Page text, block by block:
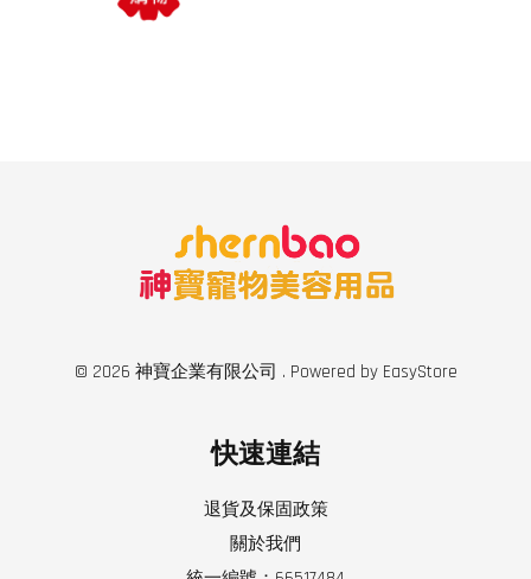
© 2026 神寶企業有限公司 . Powered by EasyStore
快速連結
退貨及保固政策
關於我們